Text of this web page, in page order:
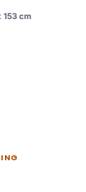
153 cm